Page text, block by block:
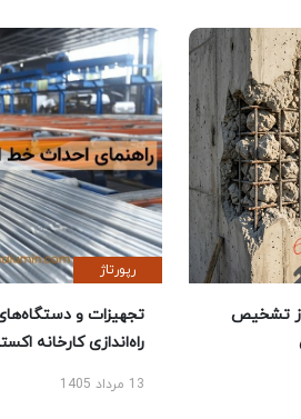
تشخیص
رپورتاژ
تجهیزات و دستگاه‌های
راه‌اندازی کارخانه
13 مرداد 1405